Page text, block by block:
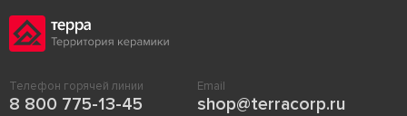
Телефон горячей линии
8 800 775-13-45
Email
shop@terracorp.ru